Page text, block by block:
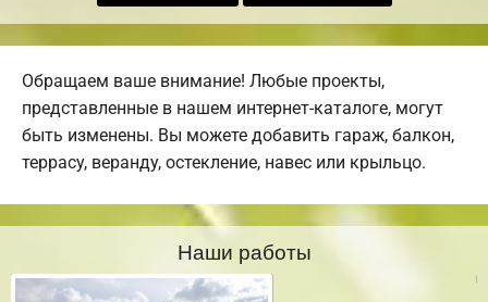
Обращаем ваше внимание! Любые проекты,
представленные в нашем интернет-каталоге, могут
быть изменены. Вы можете добавить гараж, балкон,
террасу, веранду, остекление, навес или крыльцо.
Наши работы